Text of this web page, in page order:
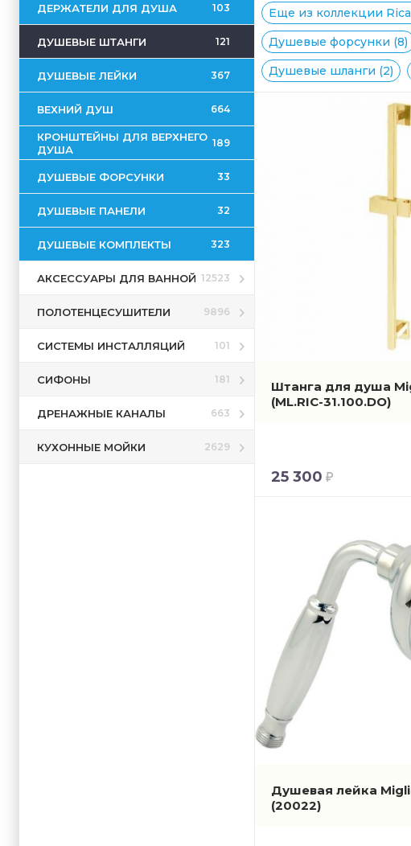
ДЕРЖАТЕЛИ ДЛЯ ДУША 103
ДУШЕВЫЕ ШТАНГИ 121
ДУШЕВЫЕ ЛЕЙКИ 367
ВЕХНИЙ ДУШ 664
КРОНШТЕЙНЫ ДЛЯ ВЕРХНЕГО
ДУША
189
ДУШЕВЫЕ ФОРСУНКИ 33
ДУШЕВЫЕ ПАНЕЛИ 32
ДУШЕВЫЕ КОМПЛЕКТЫ 323
АКСЕССУАРЫ ДЛЯ ВАННОЙ 12523
ПОЛОТЕНЦЕСУШИТЕЛИ 9896
СИСТЕМЫ ИНСТАЛЛЯЦИЙ 101
СИФОНЫ 181
ДРЕНАЖНЫЕ КАНАЛЫ 663
КУХОННЫЕ МОЙКИ 2629
Еще из коллекции
Душевые форсунки (8)
Душевые шланги (2)
Штанга для душа
(ML.RIC-31.100.DO)
25 300
Душевая лейка
(20022)